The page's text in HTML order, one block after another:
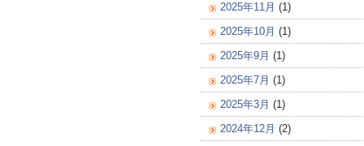
2025年11月 (1)
2025年10月 (1)
2025年9月 (1)
2025年7月 (1)
2025年3月 (1)
2024年12月 (2)